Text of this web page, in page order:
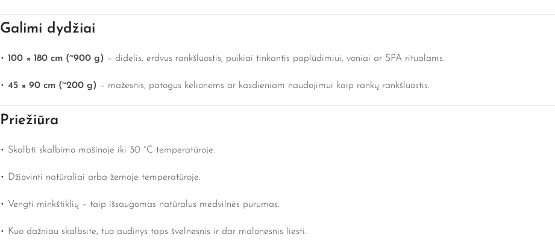
Galimi dydžiai
• 100 × 180 cm (~900 g) – didelis, erdvus rankšluostis, puikiai tinkantis paplūdimiui, voniai ar SPA ritualams.
• 45 × 90 cm (~200 g) – mažesnis, patogus kelionėms ar kasdieniam naudojimui kaip rankų rankšluostis.
Priežiūra
• Skalbti skalbimo mašinoje iki 30 °C temperatūroje.
• Džiovinti natūraliai arba žemoje temperatūroje.
• Vengti minkštiklių – taip išsaugomas natūralus medvilnės purumas.
• Kuo dažniau skalbsite, tuo audinys taps švelnesnis ir dar malonesnis liesti.